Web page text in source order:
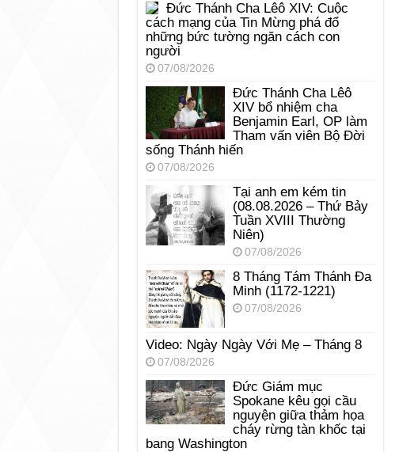
Đức Thánh Cha Lêô XIV: Cuộc
cách mạng của Tin Mừng phá đổ
những bức tường ngăn cách con
người
07/08/2026
Đức Thánh Cha Lêô
XIV bổ nhiệm cha
Benjamin Earl, OP làm
Tham vấn viên Bộ Đời
sống Thánh hiến
07/08/2026
Tại anh em kém tin
(08.08.2026 – Thứ Bảy
Tuần XVIII Thường
Niên)
07/08/2026
8 Tháng Tám Thánh Ða
Minh (1172-1221)
07/08/2026
Video: Ngày Ngày Với Mẹ – Tháng 8
07/08/2026
Đức Giám mục
Spokane kêu gọi cầu
nguyện giữa thảm họa
cháy rừng tàn khốc tại
bang Washington